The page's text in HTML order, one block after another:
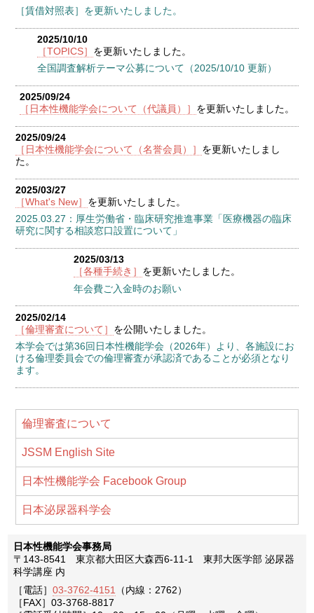
［賃借対照表］を更新いたしました。
2025/10/10
［TOPICS］ を更新いたしました。
全国調査解析テーマ公募について（2025/10/10 更新）
2025/09/24
［日本性機能学会について（代議員）］ を更新いたしました。
2025/09/24
［日本性機能学会について（名誉会員）］ を更新いたしまし
た。
2025/03/27
［What's New］ を更新いたしました。
2025.03.27：厚生労働省・臨床研究推進事業「医療機器の臨床
研究に関する相談窓口設置について」
2025/03/13
［各種手続き］ を更新いたしました。
年会費ご入金時のお願い
2025/02/14
［倫理審査について］ を公開いたしました。
本学会では第36回日本性機能学会（2026年）より、各施設にお
ける倫理委員会での倫理審査が承認済であることが必須となり
ます。
倫理審査について
JSSM English Site
日本性機能学会 Facebook Group
日本泌尿器科学会
日本性機能学会事務局
〒143-8541 東京都大田区大森西6-11-1 東邦大医学部 泌尿器
科学講座 内
［電話］03-3762-4151
（内線：2762）
［FAX］03-3768-8817